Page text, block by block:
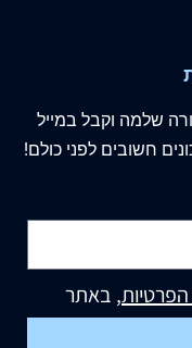
שלמה וקבל במייל
חשובים לפני כולם!
הפרטיות, באתר